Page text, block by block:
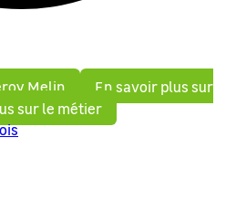
Melin
En savoir plus sur
sur le métier